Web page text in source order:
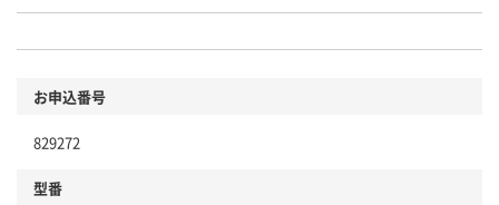
お申込番号
829272
型番